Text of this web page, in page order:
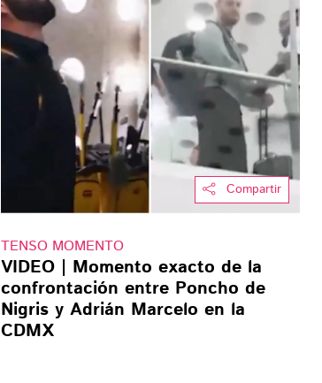
Compartir
TENSO MOMENTO
VIDEO | Momento exacto de la
confrontación entre Poncho de
Nigris y Adrián Marcelo en la
CDMX